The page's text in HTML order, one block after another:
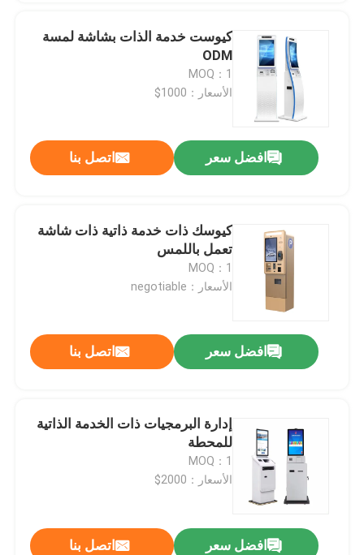
كيوست خدمة الذات بشاشة لمسة
ODM
MOQ：1
الأسعار：1000$
افضل سعر اتصل بنا
كيوسك ذات خدمة ذاتية ذات شاشة
تعمل باللمس
MOQ：1
الأسعار：negotiable
افضل سعر اتصل بنا
إدارة البرمجيات ذات الخدمة الذاتية
للمحطة
MOQ：1
الأسعار：2000$
افضل سعر اتصل بنا